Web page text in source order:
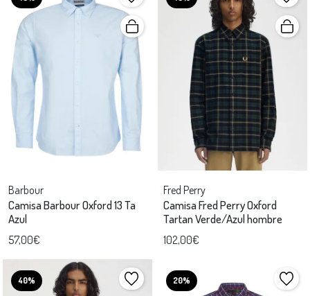
Barbour
Camisa Barbour Oxford 13 Ta
Azul
57,00€
Fred Perry
Camisa Fred Perry Oxford
Tartan Verde/Azul hombre
102,00€
40% 20%